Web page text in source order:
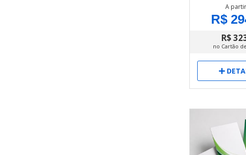
A
R$
R$
no Cartão